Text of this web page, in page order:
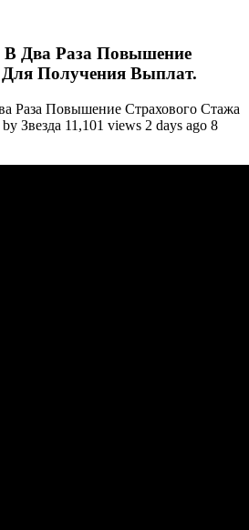
Два Раза Повышение
Получения Выплат.
Раза Повышение Страхового Стажа
Звезда 11,101 views 2 days ago 8